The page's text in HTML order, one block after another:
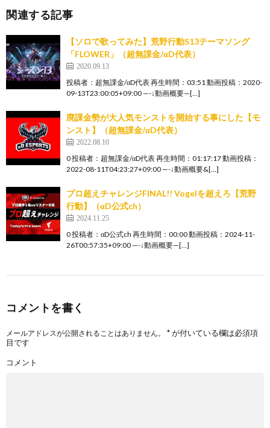
関連する記事
【ソロで歌ってみた】荒野行動S13テーマソング
「FLOWER」（超無課金/αD代表）
2020.09.13
投稿者：超無課金/αD代表 再生時間：03:51 動画投稿：2020-
09-13T23:00:05+09:00 —-↓動画概要—[…]
廃課金勢が大人気モンストを開始する事にした【モ
ンスト】（超無課金/αD代表）
2022.08.10
0 投稿者：超無課金/αD代表 再生時間：01:17:17 動画投稿：
2022-08-11T04:23:27+09:00 —-↓動画概要&[…]
プロ超えチャレンジFINAL!! Vogelを超えろ【荒野
行動】（αD公式ch）
2024.11.25
0 投稿者：αD公式ch 再生時間：00:00 動画投稿：2024-11-
26T00:57:35+09:00 —-↓動画概要—[…]
コメントを書く
メールアドレスが公開されることはありません。 *が付いている欄は必須項
目です
コメント